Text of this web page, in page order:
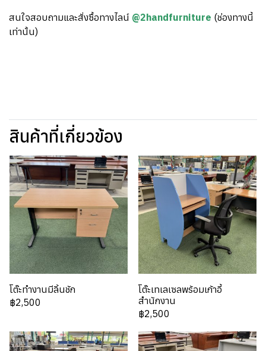
สนใจสอบถามและสั่งซื้อทางไลน์ @2handfurniture (ช่องทางนี้
เท่านั้น)
สินค้าที่เกี่ยวข้อง
โต๊ะทำงานมีลิ้นชัก
฿2,500
โต๊ะเทเลเซลพร้อมเก้าอี้
สำนักงาน
฿2,500